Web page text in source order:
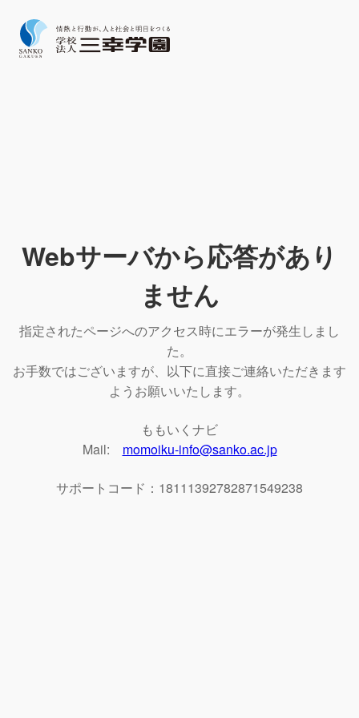
Webサーバから応答があり
ません
指定されたページへのアクセス時にエラーが発生しまし
た。
お手数ではございますが、以下に直接ご連絡いただきます
ようお願いいたします。
ももいくナビ
Mail: momoiku-info@sanko.ac.jp
サポートコード：18111392782871549238